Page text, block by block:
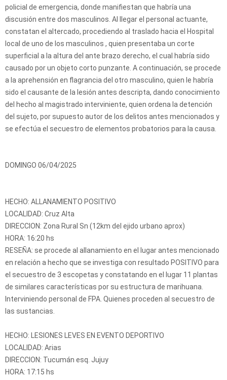
policial de emergencia, donde manifiestan que habría una
discusión entre dos masculinos. Al llegar el personal actuante,
constatan el altercado, procediendo al traslado hacia el Hospital
local de uno de los masculinos , quien presentaba un corte
superficial a la altura del ante brazo derecho, el cual habría sido
causado por un objeto corto punzante. A continuación, se procede
a la aprehensión en flagrancia del otro masculino, quien le habría
sido el causante de la lesión antes descripta, dando conocimiento
del hecho al magistrado interviniente, quien ordena la detención
del sujeto, por supuesto autor de los delitos antes mencionados y
se efectúa el secuestro de elementos probatorios para la causa.
DOMINGO 06/04/2025
HECHO: ALLANAMIENTO POSITIVO
LOCALIDAD: Cruz Alta
DIRECCION: Zona Rural Sn (12km del ejido urbano aprox)
HORA: 16:20 hs
RESEÑA: se procede al allanamiento en el lugar antes mencionado
en relación a hecho que se investiga con resultado POSITIVO para
el secuestro de 3 escopetas y constatando en el lugar 11 plantas
de similares características por su estructura de marihuana.
Interviniendo personal de FPA. Quienes proceden al secuestro de
las sustancias.
HECHO: LESIONES LEVES EN EVENTO DEPORTIVO
LOCALIDAD: Arias
DIRECCION: Tucumán esq. Jujuy
HORA: 17:15 hs